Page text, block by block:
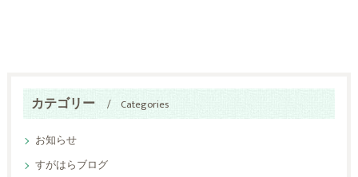
カテゴリー Categories
お知らせ
すがはらブログ